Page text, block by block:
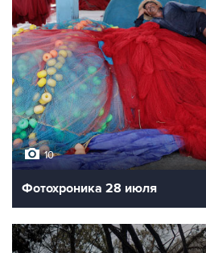
10
Фотохроника 28 июля